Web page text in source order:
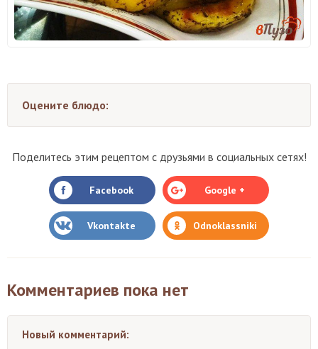
Оцените блюдо:
Поделитесь этим рецептом с друзьями в социальных сетях!
Facebook Google +
Vkontakte Odnoklassniki
Комментариев пока нет
Новый комментарий: